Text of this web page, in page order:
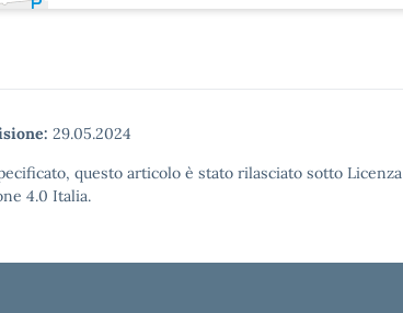
29.05.2024
questo articolo è stato rilasciato sotto Licenza
4.0 Italia.